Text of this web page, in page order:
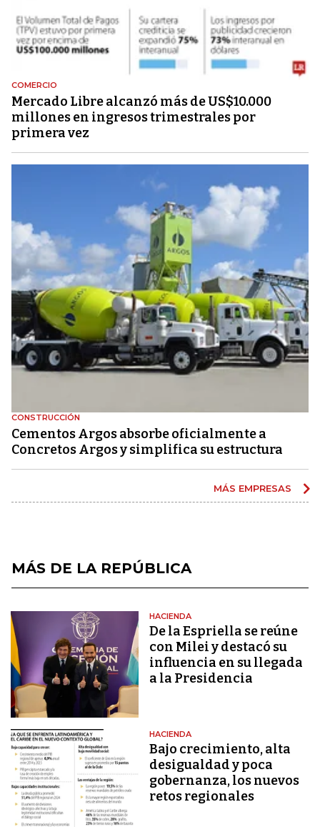
COMERCIO
Mercado Libre alcanzó más de US$10.000
millones en ingresos trimestrales por
primera vez
CONSTRUCCIÓN
Cementos Argos absorbe oficialmente a
Concretos Argos y simplifica su estructura
MÁS EMPRESAS
MÁS DE LA REPÚBLICA
HACIENDA
De la Espriella se reúne
con Milei y destacó su
influencia en su llegada
a la Presidencia
HACIENDA
Bajo crecimiento, alta
desigualdad y poca
gobernanza, los nuevos
retos regionales